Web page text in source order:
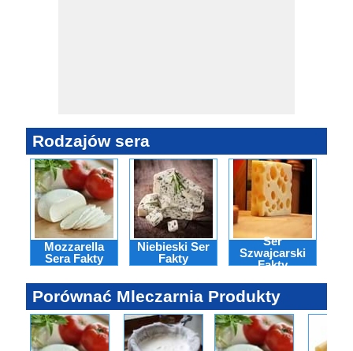
Rodzajów sera
Mozzarella
Sera Fakty
Niebieski Ser
Fakty
Ser
Szwajcarski
Fakty
Porównać Mleczarnia Produkty